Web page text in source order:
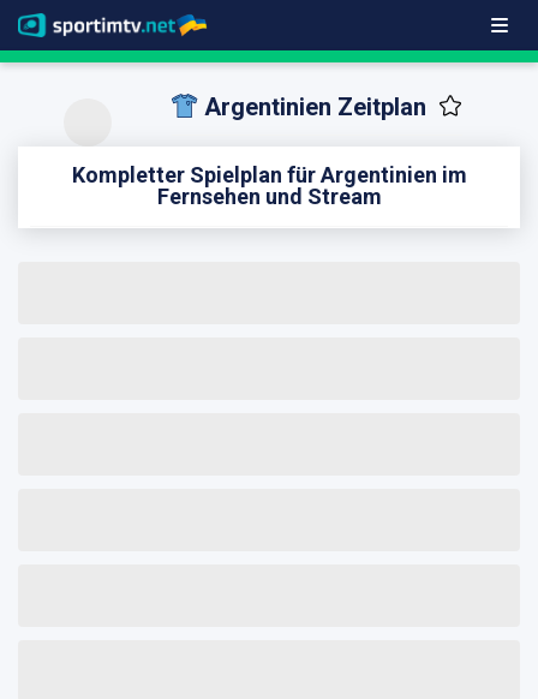
Argentinien Zeitplan
Kompletter Spielplan für Argentinien im
Fernsehen und Stream